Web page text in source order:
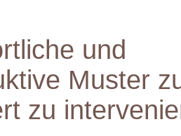
und
Muster
zu